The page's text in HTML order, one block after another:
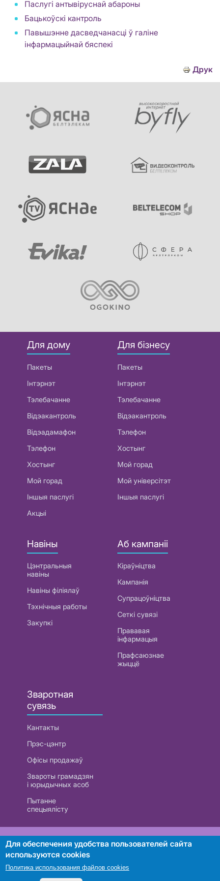
Паслугі антывіруснай абароны
Бацькоўскi кантроль
Павышэнне дасведчанасці ў галіне
інфармацыйнай бяспекі
Друк
Для дому
Пакеты
Інтэрнэт
Тэлебачанне
Відэакантроль
Відэадамафон
Тэлефон
Хостынг
Мой горад
Іншыя паслугі
Акцыі
Для бізнесу
Пакеты
Інтэрнэт
Тэлебачанне
Відэакантроль
Тэлефон
Хостынг
Мой горад
Мой універсітэт
Іншыя паслугі
Навіны
Цэнтральныя
навіны
Навіны філіялаў
Тэхнічныя работы
Закупкі
Аб кампаніі
Кіраўніцтва
Кампанія
Супрацоўніцтва
Сеткі сувязі
Прававая
інфармацыя
Прафсаюзнае
жыццё
Зваротная
сувязь
Кантакты
Прэс-цэнтр
Офісы продажаў
Звароты грамадзян
і юрыдычных асоб
Пытанне
спецыялісту
РУП «Белтэлекам». УНП 101007741
Для обеспечения удобства пользователей сайта
используются cookies
Политика использования файлов cookies